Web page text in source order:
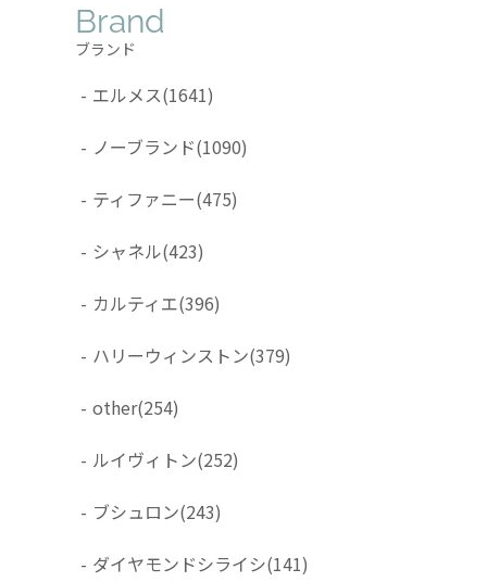
Brand
ブランド
- エルメス(1641)
- ノーブランド(1090)
- ティファニー(475)
- シャネル(423)
- カルティエ(396)
- ハリーウィンストン(379)
- other(254)
- ルイヴィトン(252)
- ブシュロン(243)
- ダイヤモンドシライシ(141)